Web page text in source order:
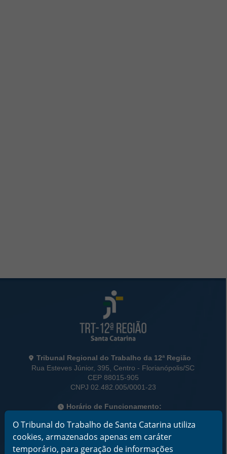
Informações de Contato
Tribunal Regional do Trabalho da 12ª Região
Rua Esteves Júnior, 395, Centro - Florianópolis/SC
CEP 88015-905
CNPJ 02.482.005/0001-23
Horário de Funcionamento:
Telefone: (48) 3216-4000
O Tribunal do Trabalho de Santa Catarina utiliza
cookies, armazenados apenas em caráter
temporário, para geração de informações